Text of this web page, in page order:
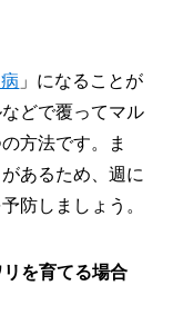
」になることが
どで覆ってマル
方法です。ま
あるため、週に
防しましょう。
を育てる場合